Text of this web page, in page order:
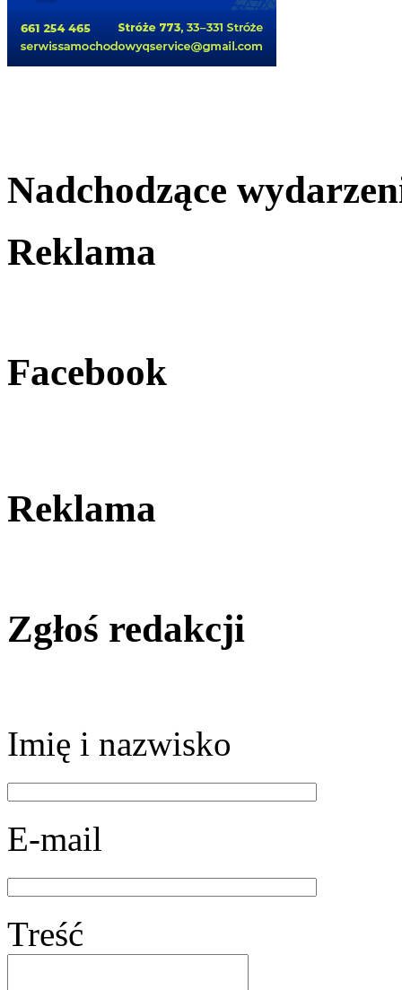
Nadchodzące
Reklama
Facebook
Reklama
Zgłoś redakcji
Imię i nazwisko
E-mail
Treść